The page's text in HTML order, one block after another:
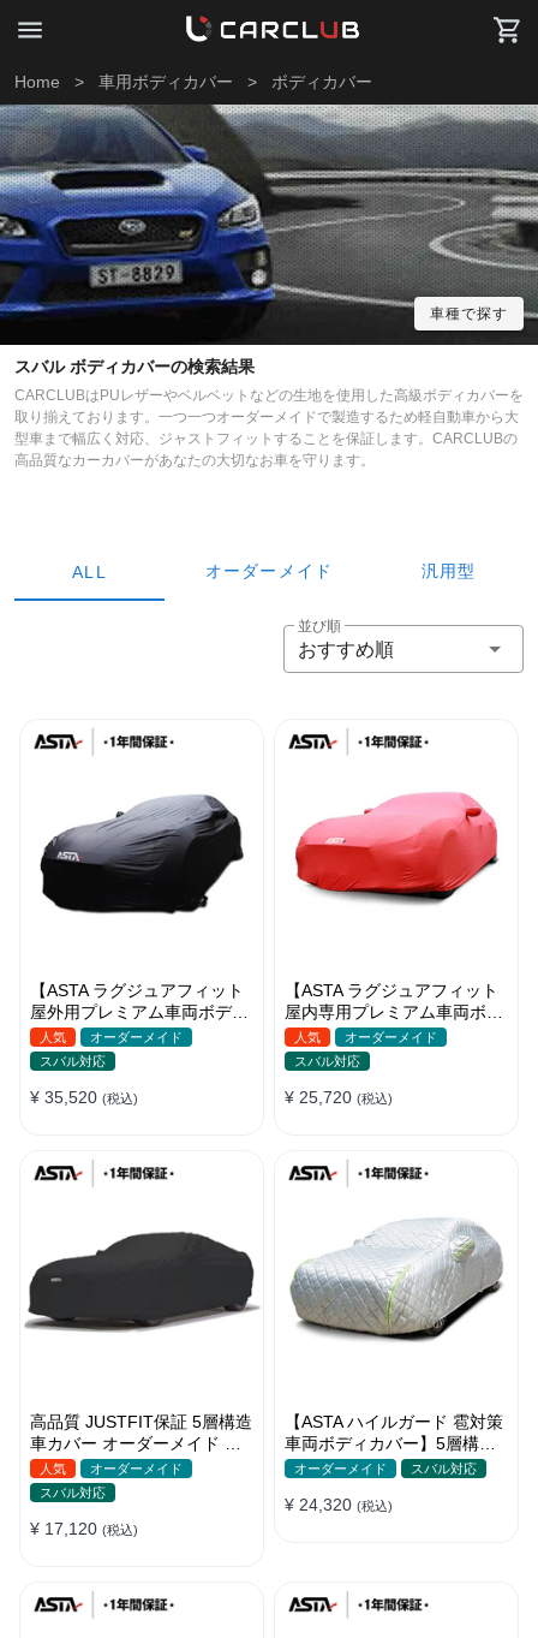
Home > 車用ボディカバー > ボディカバー
車種で探す
スバル ボディカバーの検索結果
CARCLUBはPUレザーやベルベットなどの生地を使用した高級ボディカバーを
取り揃えております。一つ一つオーダーメイドで製造するため軽自動車から大
型車まで幅広く対応、ジャストフィットすることを保証します。CARCLUBの
高品質なカーカバーがあなたの大切なお車を守ります。
ALL オーダーメイド 汎用型
並び順
おすすめ順
【ASTA ラグジュアフィット
屋外用プレミアム車両ボディ
カバー】PUレザー製 オーダ
ーメイド 高級感 裏起毛車カ
バー 強風対策
人気
オーダーメイド
スバル対応
¥ 35,520 (税込)
【ASTA ラグジュアフィット
屋内専用プレミアム車両ボデ
ィカバー】オーダーメイド 最
高級生地 柔かい 裏起毛車カ
バー
人気
オーダーメイド
スバル対応
¥ 25,720 (税込)
高品質 JUSTFIT保証 5層構造
車カバー オーダーメイド 台
風対策 裏起毛 防水 耐久性 傷
保護
人気
オーダーメイド
スバル対応
¥ 17,120 (税込)
【ASTA ハイルガード 雹対策
車両ボディカバー】5層構造
厚手 オーダーメイド 凍結防
付きボディカバー
オーダーメイド スバル対応
¥ 24,320 (税込)